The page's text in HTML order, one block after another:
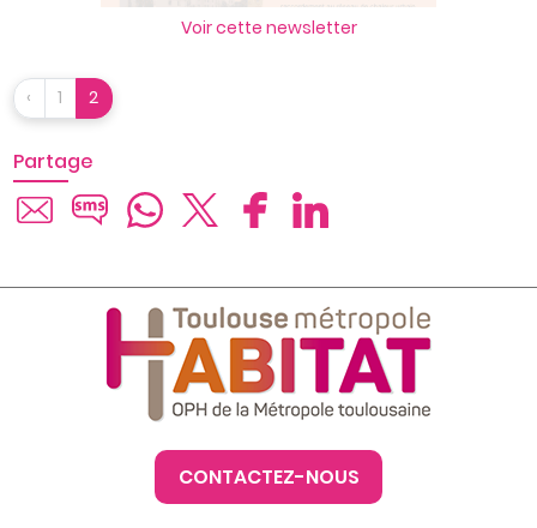
Voir cette newsletter
‹ 1 2
Partage
CONTACTEZ-NOUS